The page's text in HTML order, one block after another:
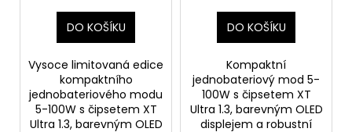
DO KOŠÍKU
Vysoce limitovaná edice
kompaktního
jednobateriového modu
5-100W s čipsetem XT
Ultra 1.3, barevným OLED
DO KOŠÍKU
Kompaktní
jednobateriový mod 5-
100W s čipsetem XT
Ultra 1.3, barevným OLED
displejem a robustní